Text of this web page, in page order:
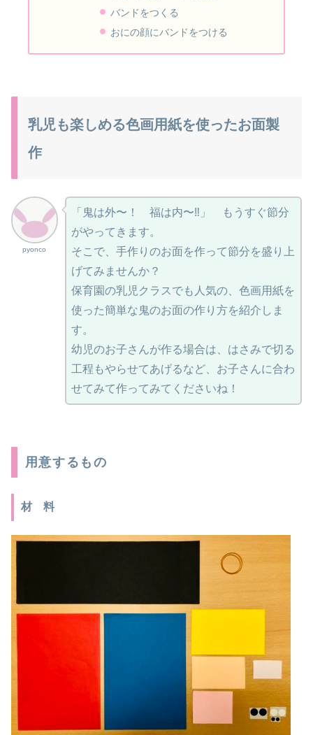
バンドをつくる
おにの顔にバンドをつける
乳児も楽しめる色画用紙を使ったお面製
作
pyonco
「鬼は外〜！ 福は内〜‼」 もうすぐ節分
がやってきます。
そこで、手作りのお面を作って節分を盛り上
げてみませんか？
保育園の乳児クラスでも人気の、色画用紙を
使った簡単な鬼のお面の作り方を紹介しま
す。
幼児のお子さんが作る場合は、はさみで切る
工程もやらせてあげるなど、お子さんに合わ
せてみて作ってみてくださいね！
用意するもの
材 料